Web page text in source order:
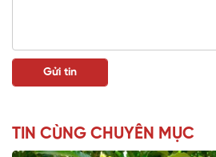
TIN CÙNG CHUYÊN MỤC